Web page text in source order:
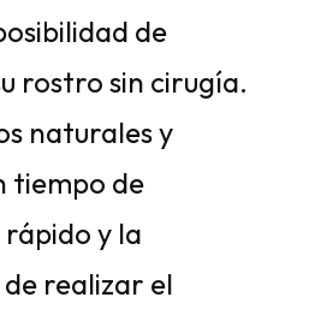
de
rostro sin cirugía.
naturales y
tiempo de
y la
realizar el